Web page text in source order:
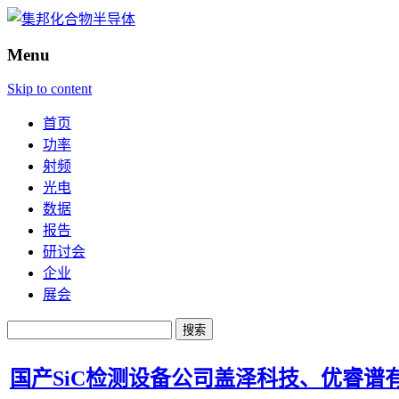
Menu
Skip to content
首页
功率
射频
光电
数据
报告
研讨会
企业
展会
国产SiC检测设备公司盖泽科技、优睿谱